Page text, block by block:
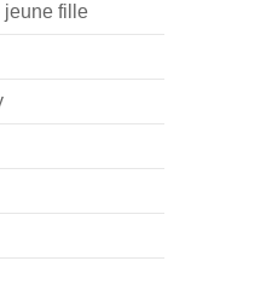
jeune fille